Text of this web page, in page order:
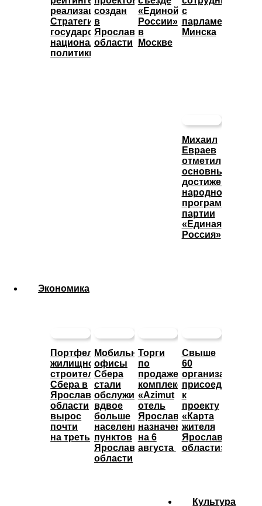
реализации
Стратегии
государственной
национальной
политики
создан
в
Ярославской
области
«Единой
России»
в
Москве
с
парламентом
Минска
Михаил
Евраев
отметил
основные
достижения
народной
программы
партии
«Единая
Россия»
Экономика
Портфель
жилищного
строительства
Сбера в
Ярославской
области
вырос
почти
на треть
Мобильные
офисы
Сбера
стали
обслуживать
вдвое
больше
населенных
пунктов
Ярославской
области
Торги
по
продаже
комплекса
«Azimut
отель
Ярославль»
назначены
на 6
августа
Свыше
60
организаций
присоединились
к
проекту
«Карта
жителя
Ярославской
области»
Культура